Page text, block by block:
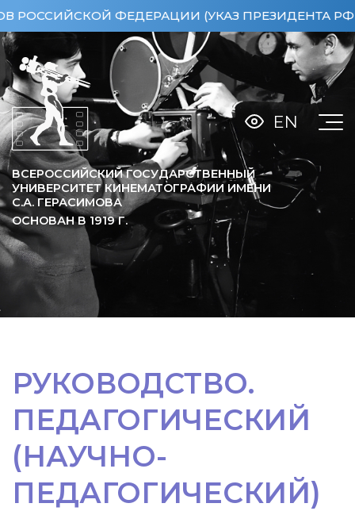
ФЕДЕРАЦИИ (УКАЗ ПРЕЗИДЕНТА РФ ОТ
ВСЕРОССИЙСКИЙ ГОСУДАРСТВЕННЫЙ
УНИВЕРСИТЕТ КИНЕМАТОГРАФИИ ИМЕНИ
С.А. ГЕРАСИМОВА
ОСНОВАН В 1919Г.
EN
РУКОВОДСТВО.
ПЕДАГОГИЧЕСКИЙ
(НАУЧНО-
ПЕДАГОГИЧЕСКИЙ)